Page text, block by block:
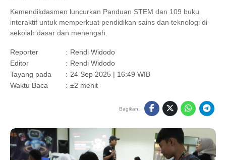
Kemendikdasmen luncurkan Panduan STEM dan 109 buku
interaktif untuk memperkuat pendidikan sains dan teknologi di
sekolah dasar dan menengah.
Reporter : Rendi Widodo
Editor
: Rendi Widodo
Tayang pada
: 24 Sep 2025 | 16:49 WIB
Waktu Baca
: ±2 menit
Bagikan: